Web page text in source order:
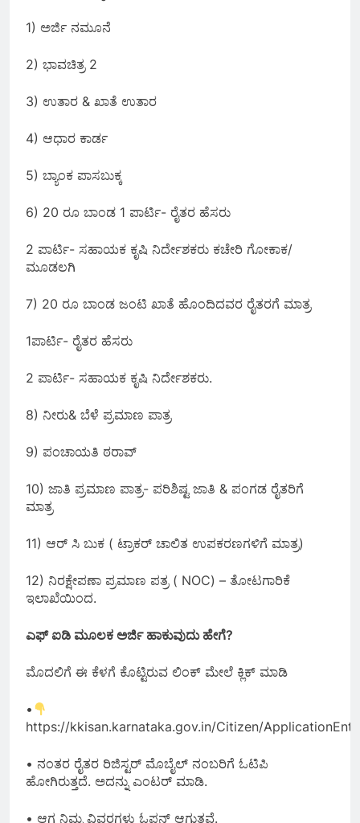
1) ಅರ್ಜಿ ನಮೂನೆ
2) ಭಾವಚಿತ್ರ 2
3) ಉತಾರ & ಖಾತೆ ಉತಾರ
4) ಆಧಾರ ಕಾರ್ಡ
5) ಬ್ಯಾಂಕ ಪಾಸಬುಕ್ಕ
6) 20 ರೂ ಬಾಂಡ 1 ಪಾರ್ಟಿ- ರೈತರ ಹೆಸರು
2 ಪಾರ್ಟಿ- ಸಹಾಯಕ ಕೃಷಿ ನಿರ್ದೇಶಕರು ಕಚೇರಿ ಗೋಕಾಕ/
ಮೂಡಲಗಿ
7) 20 ರೂ ಬಾಂಡ ಜಂಟಿ ಖಾತೆ ಹೊಂದಿದವರ ರೈತರಗೆ ಮಾತ್ರ
1ಪಾರ್ಟಿ- ರೈತರ ಹೆಸರು
2 ಪಾರ್ಟಿ- ಸಹಾಯಕ ಕೃಷಿ ನಿರ್ದೇಶಕರು.
8) ನೀರು& ಬೆಳೆ ಪ್ರಮಾಣ ಪಾತ್ರ
9) ಪಂಚಾಯತಿ ಠರಾವ್
10) ಜಾತಿ ಪ್ರಮಾಣ ಪಾತ್ರ- ಪರಿಶಿಷ್ಟ ಜಾತಿ & ಪಂಗಡ ರೈತರಿಗೆ
ಮಾತ್ರ
11) ಆರ್ ಸಿ ಬುಕ ( ಟ್ರಾಕರ್ ಚಾಲಿತ ಉಪಕರಣಗಳಿಗೆ ಮಾತ್ರ)
12) ನಿರಕ್ಷೇಪಣಾ ಪ್ರಮಾಣ ಪತ್ರ ( NOC) – ತೋಟಗಾರಿಕೆ
ಇಲಾಖೆಯಿಂದ.
ಎಫ್ ಐಡಿ ಮೂಲಕ ಅರ್ಜಿ ಹಾಕುವುದು ಹೇಗೆ?
ಮೊದಲಿಗೆ ಈ ಕೆಳಗೆ ಕೊಟ್ಟಿರುವ ಲಿಂಕ್ ಮೇಲೆ ಕ್ಲಿಕ್ ಮಾಡಿ
•
https://kkisan.karnataka.gov.in/Citizen/
• ನಂತರ ರೈತರ ರಿಜಿಸ್ಟರ್ ಮೊಬೈಲ್ ನಂಬರಿಗೆ ಓಟಿಪಿ
ಹೋಗಿರುತ್ತದೆ. ಅದನ್ನು ಎಂಟರ್ ಮಾಡಿ.
• ಆಗ ನಿಮ್ಮ ವಿವರಗಳು ಓಪನ್ ಆಗುತ್ತವೆ.